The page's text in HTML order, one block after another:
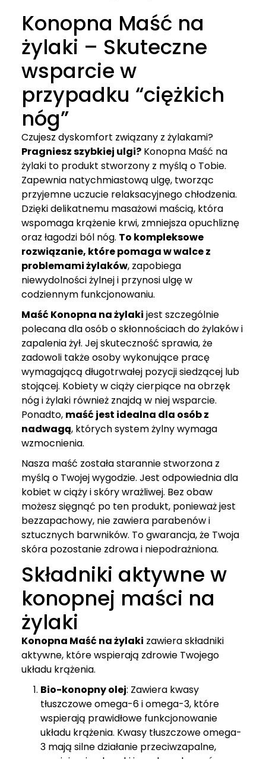
Konopna Maść na
żylaki – Skuteczne
wsparcie w
przypadku “ciężkich
nóg”
Czujesz dyskomfort związany z żylakami?
Pragniesz szybkiej ulgi? Konopna Maść na
żylaki to produkt stworzony z myślą o Tobie.
Zapewnia natychmiastową ulgę, tworząc
przyjemne uczucie relaksacyjnego chłodzenia.
Dzięki delikatnemu masażowi maścią, która
wspomaga krążenie krwi, zmniejsza opuchliznę
oraz łagodzi ból nóg. To kompleksowe
rozwiązanie, które pomaga w walce z
problemami żylaków, zapobiega
niewydolności żylnej i przynosi ulgę w
codziennym funkcjonowaniu.
Maść Konopna na żylaki jest szczególnie
polecana dla osób o skłonnościach do żylaków i
zapalenia żył. Jej skuteczność sprawia, że
zadowoli także osoby wykonujące pracę
wymagającą długotrwałej pozycji siedzącej lub
stojącej. Kobiety w ciąży cierpiące na obrzęk
nóg i żylaki również znajdą w niej wsparcie.
Ponadto, maść jest idealna dla osób z
nadwagą, których system żylny wymaga
wzmocnienia.
Nasza maść została starannie stworzona z
myślą o Twojej wygodzie. Jest odpowiednia dla
kobiet w ciąży i skóry wrażliwej. Bez obaw
możesz sięgnąć po ten produkt, ponieważ jest
bezzapachowy, nie zawiera parabenów i
sztucznych barwników. To gwarancja, że Twoja
skóra pozostanie zdrowa i niepodrażniona.
Składniki aktywne w
konopnej maści na
żylaki
Konopna Maść na żylaki zawiera składniki
aktywne, które wspierają zdrowie Twojego
układu krążenia.
Bio-konopny olej: Zawiera kwasy
tłuszczowe omega-6 i omega-3, które
wspierają prawidłowe funkcjonowanie
układu krążenia. Kwasy tłuszczowe omega-
3 mają silne działanie przeciwzapalne,